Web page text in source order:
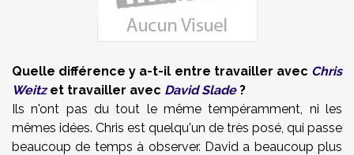
Quelle différence y a-t-il entre travailler avec Chris
Weitzet travailler avec David Slade?
Ils n'ont pas du tout le même tempéramment, ni les
mêmes idées. Chris est quelqu'un de très posé, qui passe
beaucoup de temps à observer. David a beaucoup plus